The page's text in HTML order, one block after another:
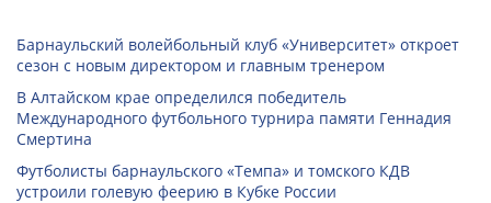
Барнаульский волейбольный клуб «Университет» откроет
сезон с новым директором и главным тренером
В Алтайском крае определился победитель
Международного футбольного турнира памяти Геннадия
Смертина
Футболисты барнаульского «Темпа» и томского КДВ
устроили голевую феерию в Кубке России